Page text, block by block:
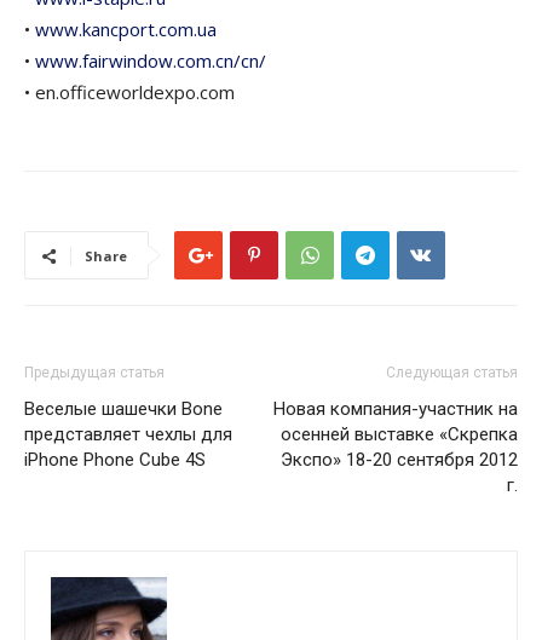
• www.kancport.com.ua
• www.fairwindow.com.cn/cn/
• en.officeworldexpo.com
Share
Предыдущая статья
Веселые шашечки Bone
представляет чехлы для
iPhone Phone Cube 4S
Следующая статья
Новая компания-участник на
осенней выставке «Скрепка
Экспо» 18-20 сентября 2012
г.